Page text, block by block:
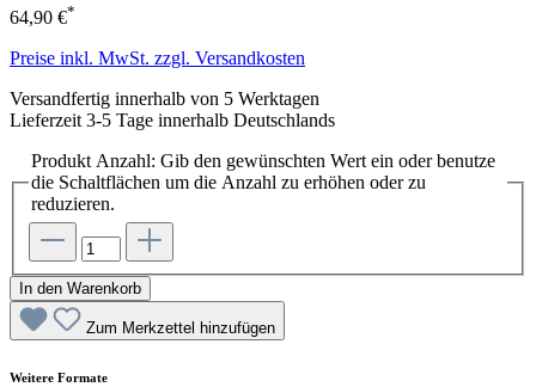
64,90 €*
Preise inkl. MwSt. zzgl. Versandkosten
Versandfertig innerhalb von 5 Werktagen
Lieferzeit 3-5 Tage innerhalb Deutschlands
Produkt Anzahl: Gib den gewünschten Wert ein oder benutze
die Schaltflächen um die Anzahl zu erhöhen oder zu
reduzieren.
In den Warenkorb
Zum Merkzettel hinzufügen
Weitere Formate